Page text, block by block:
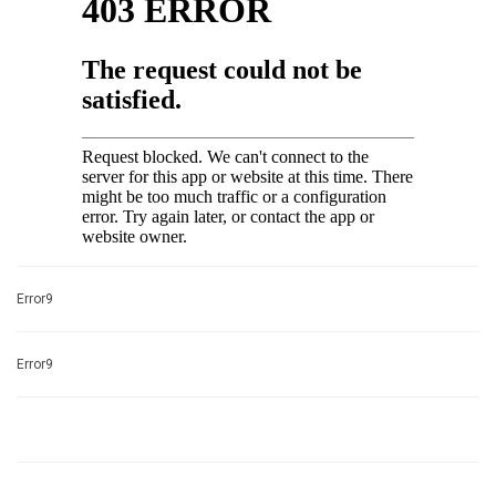
Error9
Error9